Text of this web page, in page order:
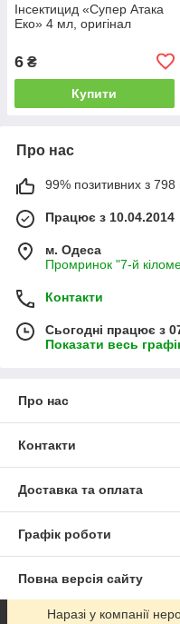
Інсектицид «Супер Атака
Еко» 4 мл, оригінал
6 ₴
Купити
Про нас
99% позитивних з 798
Працює з 10.04.2014
м. Одеса
Промринок "7-й
Контакти
Сьогодні працює з
Показати весь
Про нас
Контакти
Доставка та оплата
Графік роботи
Повна версія сайту
Наразі у компанії